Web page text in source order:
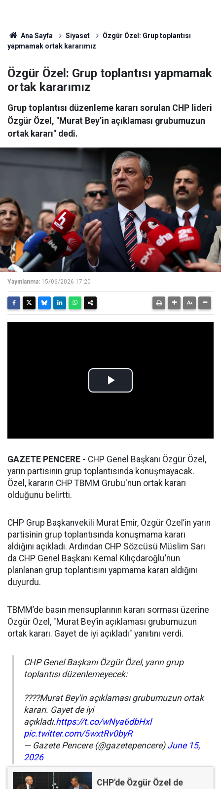
Ana Sayfa Siyaset
Özgür Özel: Grup toplantısı
yapmamak ortak kararımız
Özgür Özel: Grup toplantısı yapmamak
ortak kararımız
Grup toplantısı düzenleme kararı sorulan CHP lideri
Özgür Özel, "Murat Bey’in açıklaması grubumuzun
ortak kararı" dedi.
Yayınlanma: 15/06/2026 17:20
GAZETE PENCERE - CHP Genel Başkanı Özgür Özel,
yarın partisinin grup toplantısında konuşmayacak.
Özel, kararın CHP TBMM Grubu'nun ortak kararı
olduğunu belirtti.
CHP Grup Başkanvekili Murat Emir, Özgür Özel’in yarın
partisinin grup toplantısında konuşmama kararı
aldığını açıkladı. Ardından CHP Sözcüsü Müslim Sarı
da CHP Genel Başkanı Kemal Kılıçdaroğlu’nun
planlanan grup toplantısını yapmama kararı aldığını
duyurdu.
TBMM’de basın mensuplarının kararı sorması üzerine
Özgür Özel, "Murat Bey’in açıklaması grubumuzun
ortak kararı. Gayet de iyi açıkladı" yanıtını verdi.
CHP Genel Başkanı Özgür Özel, yarın grup
toplantısı düzenlemeyecek:
????Murat Bey'in açıklaması grubumuzun ortak
kararı. Gayet de iyi
açıkladı.https://t.co/wNya6dbHxl
pic.twitter.com/5wxtRv0byR
— Gazete Pencere (@gazetepencere) June 15,
2026
CHP'de Özgür Özel de